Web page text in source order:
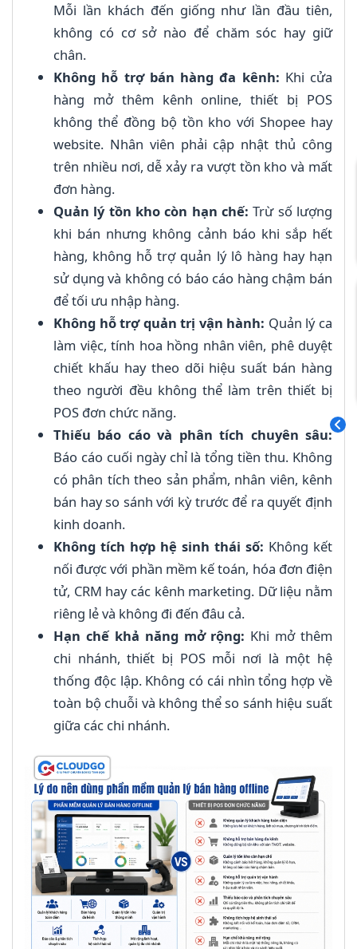
Mỗi lần khách đến giống như lần đầu tiên,
không có cơ sở nào để chăm sóc hay giữ
chân.
Không hỗ trợ bán hàng đa kênh: Khi cửa
hàng mở thêm kênh online, thiết bị POS
không thể đồng bộ tồn kho với Shopee hay
website. Nhân viên phải cập nhật thủ công
trên nhiều nơi, dễ xảy ra vượt tồn kho và mất
đơn hàng.
Quản lý tồn kho còn hạn chế: Trừ số lượng
khi bán nhưng không cảnh báo khi sắp hết
hàng, không hỗ trợ quản lý lô hàng hay hạn
sử dụng và không có báo cáo hàng chậm bán
để tối ưu nhập hàng.
Không hỗ trợ quản trị vận hành: Quản lý ca
làm việc, tính hoa hồng nhân viên, phê duyệt
chiết khấu hay theo dõi hiệu suất bán hàng
theo người đều không thể làm trên thiết bị
POS đơn chức năng.
Thiếu báo cáo và phân tích chuyên sâu:
Báo cáo cuối ngày chỉ là tổng tiền thu. Không
có phân tích theo sản phẩm, nhân viên, kênh
bán hay so sánh với kỳ trước để ra quyết định
kinh doanh.
Không tích hợp hệ sinh thái số: Không kết
nối được với phần mềm kế toán, hóa đơn điện
tử, CRM hay các kênh marketing. Dữ liệu nằm
riêng lẻ và không đi đến đâu cả.
Hạn chế khả năng mở rộng: Khi mở thêm
chi nhánh, thiết bị POS mỗi nơi là một hệ
thống độc lập. Không có cái nhìn tổng hợp về
toàn bộ chuỗi và không thể so sánh hiệu suất
giữa các chi nhánh.